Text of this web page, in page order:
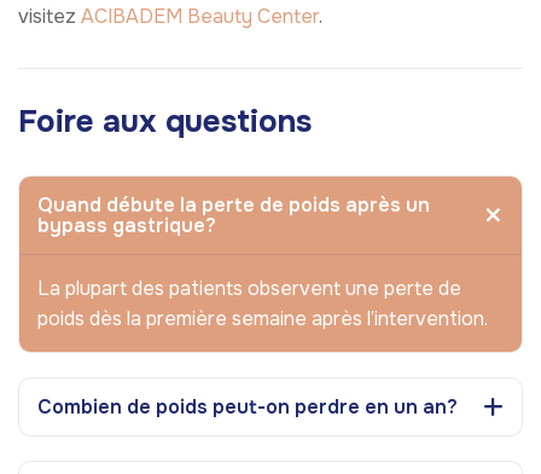
visitez ACIBADEM Beauty Center.
Foire aux questions
Quand débute la perte de poids après un
bypass gastrique?
La plupart des patients observent une perte de
poids dès la première semaine après l’intervention.
Combien de poids peut-on perdre en un an?